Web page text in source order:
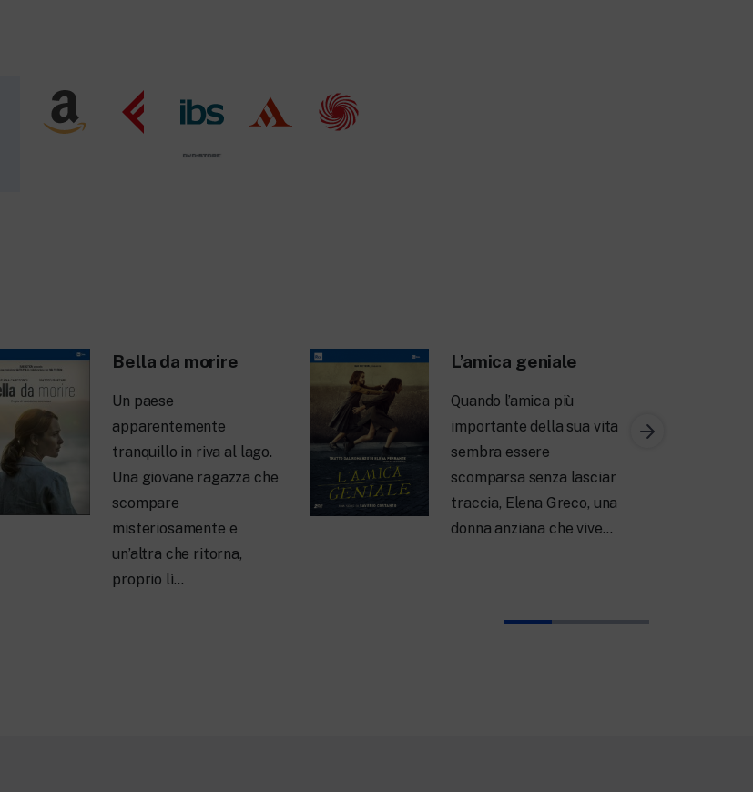
Bella da morire
Un paese
apparentemente
tranquillo in riva al lago.
Una giovane ragazza che
scompare
misteriosamente e
un’altra che ritorna,
proprio lì…
L’amica geniale
Quando l’amica più
importante della sua vita
sembra essere
scomparsa senza lasciar
traccia, Elena Greco, una
donna anziana che vive…